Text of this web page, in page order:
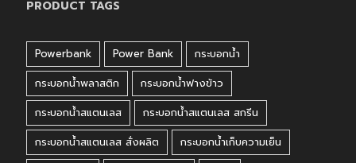
PRODUCT TAGS
Powerbank Power Bank
กระบอกน้ำ
กระบอกน้ำพลาสติก
กระบอกน้ำฟางข้าว
กระบอกน้ำสแตนเลส
กระบอกน้ำสแตนเลส สกรีน
กระบอกน้ำสแตนเลส สั่งผลิต
กระบอกน้ำเก็บความเย็น